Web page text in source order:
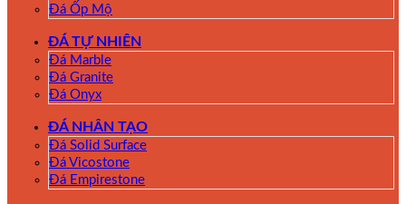
Đá Ốp Mộ
ĐÁ TỰ NHIÊN
Đá Marble
Đá Granite
Đá Onyx
ĐÁ NHÂN TẠO
Đá Solid Surface
Đá Vicostone
Đá Empirestone